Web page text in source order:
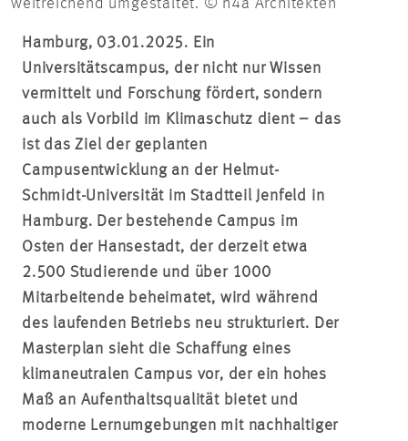
weitreichend umgestaltet. © h4a Architekten
Hamburg, 03.01.2025. Ein
Universitätscampus, der nicht nur Wissen
vermittelt und Forschung fördert, sondern
auch als Vorbild im Klimaschutz dient – das
ist das Ziel der geplanten
Campusentwicklung an der Helmut-
Schmidt-Universität im Stadtteil Jenfeld in
Hamburg. Der bestehende Campus im
Osten der Hansestadt, der derzeit etwa
2.500 Studierende und über 1000
Mitarbeitende beheimatet, wird während
des laufenden Betriebs neu strukturiert. Der
Masterplan sieht die Schaffung eines
klimaneutralen Campus vor, der ein hohes
Maß an Aufenthaltsqualität bietet und
moderne Lernumgebungen mit nachhaltiger